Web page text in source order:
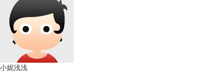
小妮浅浅